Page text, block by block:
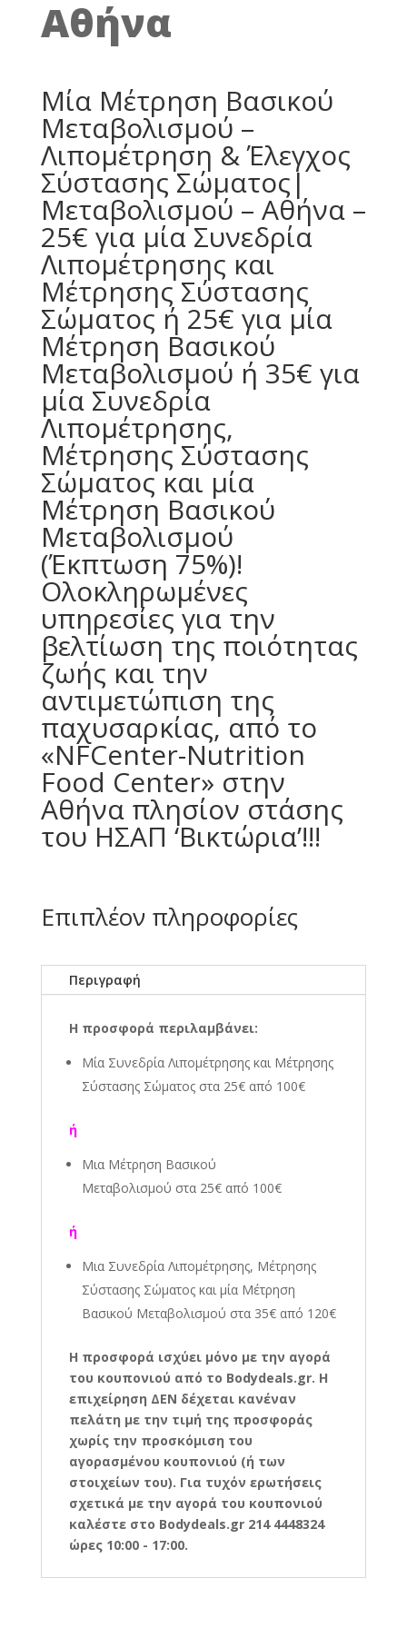
Αθήνα
Μία Μέτρηση Βασικού
Μεταβολισμού –
Λιπομέτρηση & Έλεγχος
Σύστασης Σώματος|
Μεταβολισμού – Αθήνα –
25€ για μία Συνεδρία
Λιπομέτρησης και
Μέτρησης Σύστασης
Σώματος ή 25€ για μία
Μέτρηση Βασικού
Μεταβολισμού ή 35€ για
μία Συνεδρία
Λιπομέτρησης,
Μέτρησης Σύστασης
Σώματος και μία
Μέτρηση Βασικού
Μεταβολισμού
(Έκπτωση 75%)!
Ολοκληρωμένες
υπηρεσίες για την
βελτίωση της ποιότητας
ζωής και την
αντιμετώπιση της
παχυσαρκίας, από το
«NFCenter-Nutrition
Food Center» στην
Αθήνα πλησίον στάσης
του ΗΣΑΠ ‘Βικτώρια’!!!
Επιπλέον πληροφορίες
Περιγραφή
Η προσφορά περιλαμβάνει:
Μία Συνεδρία Λιπομέτρησης και Μέτρησης
Σύστασης Σώματος στα 25€από 100€
ή
Μια Μέτρηση Βασικού
Μεταβολισμού στα 25€από 100€
ή
Μια Συνεδρία Λιπομέτρησης, Μέτρησης
Σύστασης Σώματος και μία Μέτρηση
Βασικού Μεταβολισμού στα 35€από 120€
Η προσφορά ισχύει μόνο με την αγορά
του κουπονιού από το Bodydeals.gr. Η
επιχείρηση ΔΕΝ δέχεται κανέναν
πελάτη με την τιμή της προσφοράς
χωρίς την προσκόμιση του
αγορασμένου κουπονιού (ή των
στοιχείων του). Για τυχόν ερωτήσεις
σχετικά με την αγορά του κουπονιού
καλέστε στο Bodydeals.gr 214 4448324
ώρες 10:00 - 17:00.